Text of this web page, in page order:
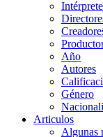
Año
Autores
Género
Articulos
Algunas